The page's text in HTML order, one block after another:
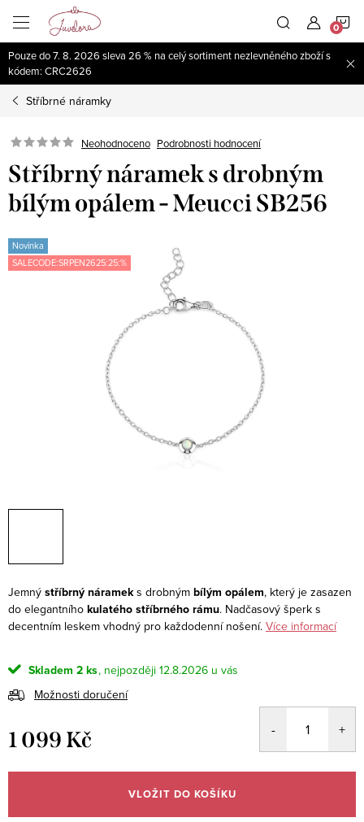
obsah
Pouze do 7. 8. 2026 sleva 26 % na celý sortiment nezlevněného zboží s
kódem: CRC2626
Stříbrné náramky
Neohodnoceno Podrobnosti hodnocení
Stříbrný náramek s drobným
bílým opálem - Meucci SB256
Novinka
SALECODE:SRPEN2625:25:%
Jemný stříbrný nárameks drobným bílým opálem, který je zasazen
do elegantního kulatého stříbrného rámu. Nadčasový šperk s
decentním leskem vhodný pro každodenní nošení. Více informací
Skladem 2 ks
12.8.2026
Možnosti doručení
1 099 Kč
cena:
VLOŽIT DO KOŠÍKU